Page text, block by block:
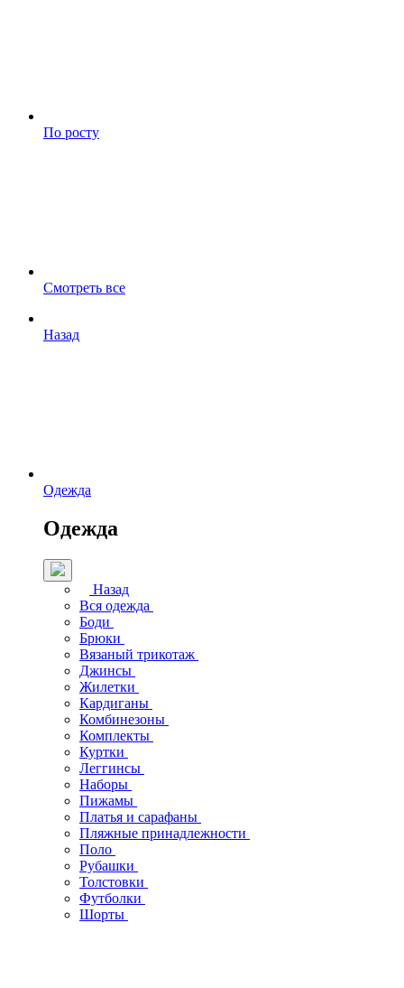
По росту
Смотреть все
Назад
Одежда
Одежда
Назад
Вся одежда
Боди
Брюки
Вязаный трикотаж
Джинсы
Жилетки
Кардиганы
Комбинезоны
Комплекты
Куртки
Леггинсы
Наборы
Пижамы
Платья и сарафаны
Пляжные принадлежности
Поло
Рубашки
Толстовки
Футболки
Шорты